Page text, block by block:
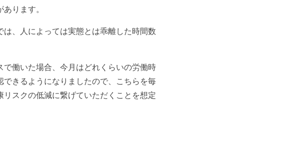
ります。
、人によっては実態とは乖離した時間数
働いた場合、今月はどれくらいの労働時
きるようになりましたので、こちらを毎
スクの低減に繋げていただくことを想定